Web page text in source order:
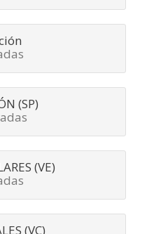
(SP)
(VE)
(VC)